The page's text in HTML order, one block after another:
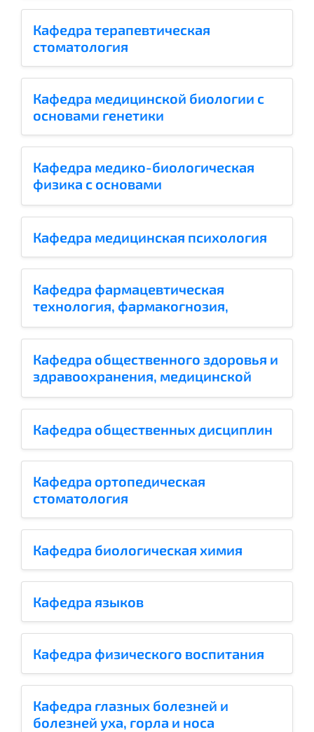
Кафедра терапевтическая
стоматология
Кафедра медицинской биологии с
основами генетики
Кафедра медико-биологическая
физика с основами
информационных технологий
Кафедра медицинская психология
Кафедра фармацевтическая
технология, фармакогнозия,
организация и экономика
фармации, фармакология и
клиническая ...
Кафедра общественного здоровья и
здравоохранения, медицинской
статистики с курсом истории
медицины
Кафедра общественных дисциплин
Кафедра ортопедическая
стоматология
Кафедра биологическая химия
Кафедра языков
Кафедра физического воспитания
Кафедра глазных болезней и
болезней уха, горла и носа